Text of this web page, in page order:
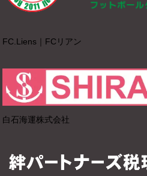
FC.Liens｜FCリアン
白石海運株式会社